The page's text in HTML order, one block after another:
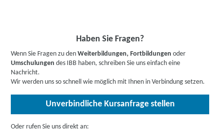
hiergerne vorab über Förderprogramme,
Arbeitssuchende ,Berufstätige,Unternehmenoder
Rehabilitand:innen.
Haben Sie Fragen?
Wenn Sie Fragen zu denWeiterbildungen, Fortbildungen oder
Umschulungen des IBB haben, schreiben Sie uns einfach eine
Nachricht.
Wir werden uns so schnell wie möglich mit Ihnen in Verbindung setzen.
Unverbindliche Kursanfrage stellen
Oder rufen Sie uns direkt an: